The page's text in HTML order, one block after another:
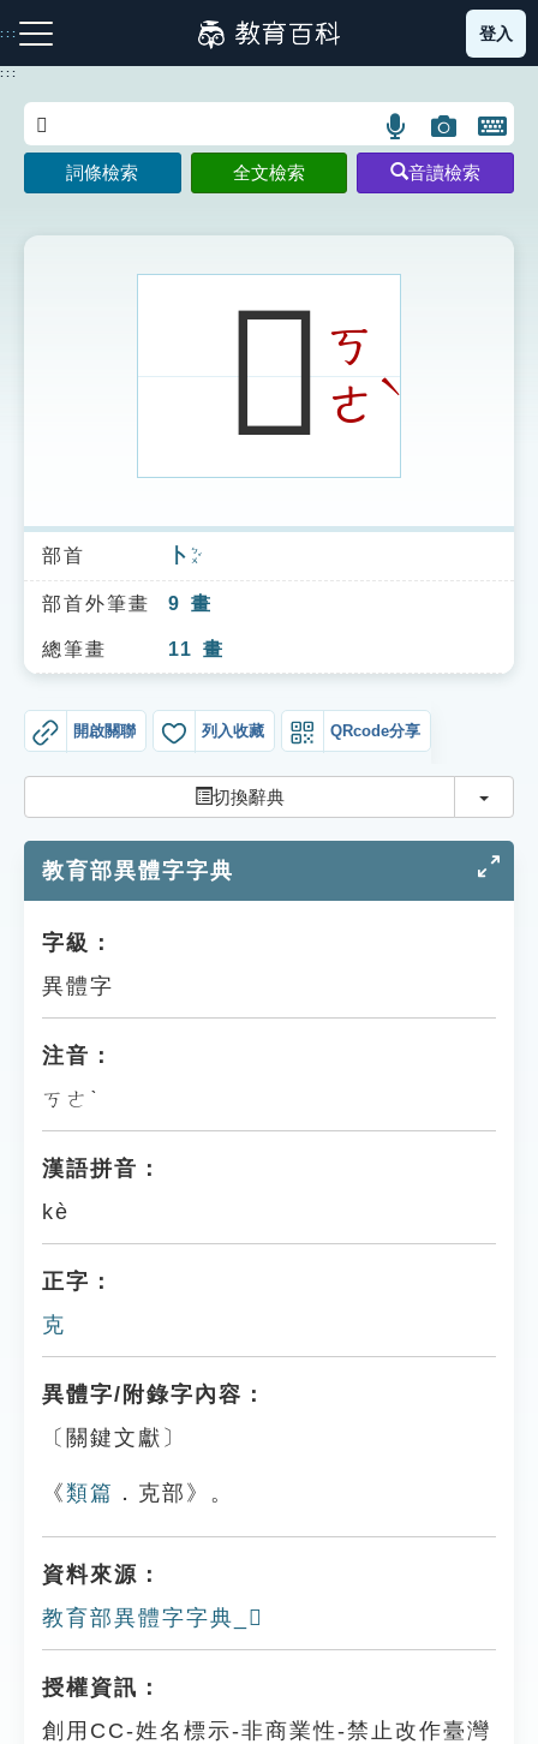
到
主
:::
注音索引圖示 筆畫索引圖示 部首索引表圖示
索引選單
知識索引
單字索引
貓頭鷹博士
登入
:::
語
言
搜
示
圖
片
搜
開
鍵
圖
詞條檢索 全文檢索 音讀檢索
𠧻ㄎ
ㄜˋ
部首 卜 ㄅㄨˇ
部首外筆畫 9 畫
總筆畫 11 畫
開啟關聯 列入收藏 QRcode分享
切換辭典 切換
教育部異體字字典
字級：
異體字
注音：
ㄎㄜˋ
漢語拼音：
kè
正字：
克
異體字/附錄字內容：
〔關鍵文獻〕
《類篇 ．克部》。
資料來源：
教育部異體字字典_𠧻
授權資訊：
創用CC-姓名標示-非商業性-禁止改作臺灣